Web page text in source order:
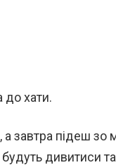
до хати.
завтра підеш
дивитиси